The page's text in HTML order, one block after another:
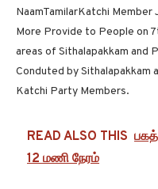
NaamTamilarKatchi Member
More Provide to People on
areas of Sithalapakkam and
Conduted by Sithalapakkam
Katchi Party Members.
READ ALSO THIS
12 மணி நேரம்